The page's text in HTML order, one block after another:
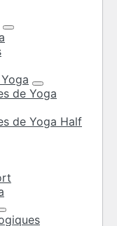
de Yoga
de Yoga Half